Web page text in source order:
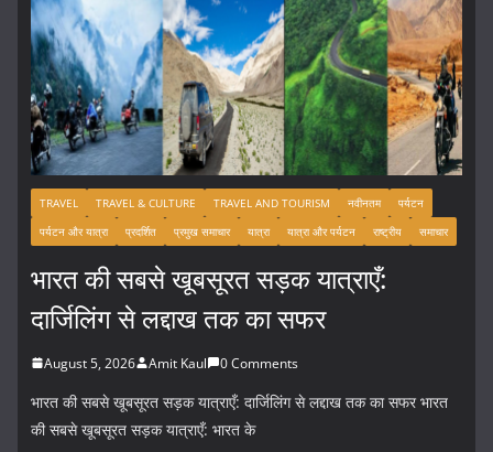
TRAVEL TRAVEL & CULTURE TRAVEL AND TOURISM नवीनतम
पर्यटन
पर्यटन और यात्रा
प्रदर्शित प्रमुख समाचार यात्रा यात्रा और पर्यटन राष्ट्रीय समाचार
भारत की सबसे खूबसूरत सड़क यात्राएँ:
दार्जिलिंग से लद्दाख तक का सफर
August 5, 2026 Amit Kaul 0 Comments
भारत की सबसे खूबसूरत सड़क यात्राएँ: दार्जिलिंग से लद्दाख तक का सफर भारत
की सबसे खूबसूरत सड़क यात्राएँ: भारत के